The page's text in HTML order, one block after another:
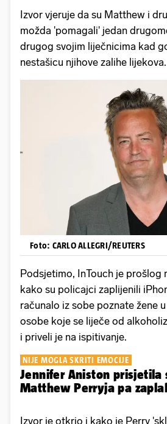
Izvor vjeruje da su Matthew i
možda 'pomagali' jedan
drugog svojim liječnicima kad
nestašicu njihove zalihe lijekova.
Foto: CARLO ALLEGRI/REUTERS
Podsjetimo, InTouch je prošlog
kako su policajci zaplijenili
računalo iz sobe poznate žene
osobe koje se liječe od
i priveli je na ispitivanje.
NIJE MOGLA SKRITI EMOCIJE
Jennifer Aniston prisjetila
Matthew Perryja pa
Izvor je otkrio i kako je Perry